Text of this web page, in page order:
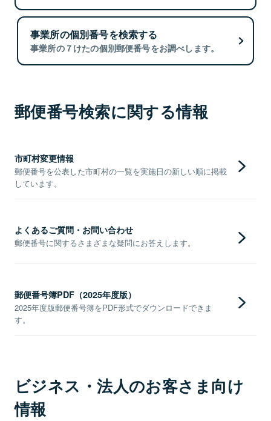
事業所の個別番号を検索する
事業所の７けたの個別郵便番号をお調べします。
郵便番号検索に関する情報
市町村変更情報
郵便番号を公表した市町村の一覧を実施日の新しい順に掲載
しています。
よくあるご質問・お問い合わせ
郵便番号に関するさまざまな疑問にお答えします。
郵便番号簿PDF（2025年度版）
2025年度版郵便番号簿をPDF形式でダウンロードできま
す。
ビジネス・法人のお客さま向け
情報